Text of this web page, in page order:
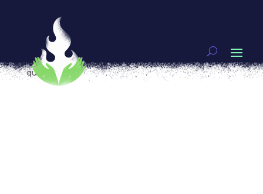
El miedo se transforma en amor por otras: Nos
queremos vivas Neza
porDiana Betanzos
Vivas nos
queremos